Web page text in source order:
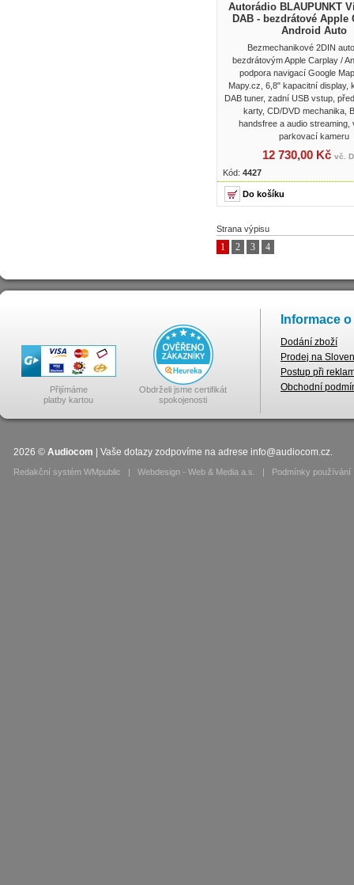
Autorádio BLAUPUNKT
DAB - bezdrátové Apple
Android Auto
Bezmechanikové 2DIN
bezdrátovým Apple Carplay /
podpora navigací Google
Mapy.cz, 6,8" kapacitní display,
DAB tuner, zadní USB vstup,
karty, CD/DVD mechanika,
handsfree a audio streaming,
parkovací kameru
12 730,00 Kč vč.
Kód: 4427
Strana výpisu
1 2 3 4
Přijímáme
platby kartou
Obdrželi jsme certifikát
spokojenosti
Informace
Dodání zboží
Prodej na
Postup při
Obchodní
2026 © Audiocom | Vaše dotazy zodpovíme na adrese info@audiocom.cz.
Redakční systém WMpublic | Webdesign - Web & Media a.s. | Podmínky používání